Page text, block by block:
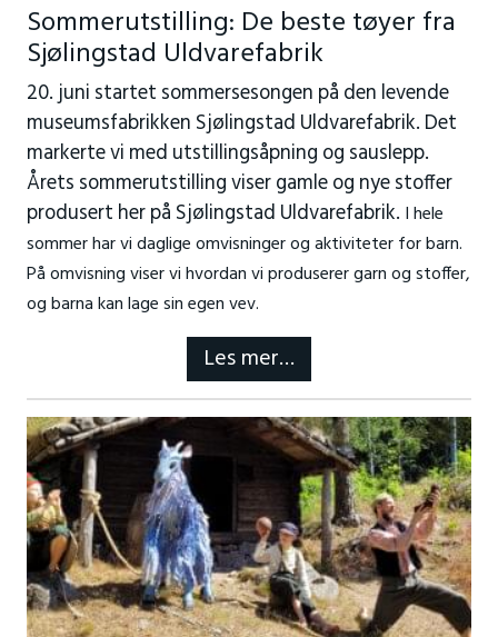
Sommerutstilling: De beste tøyer fra
Sjølingstad Uldvarefabrik
20. juni startet sommersesongen på den levende
museumsfabrikken Sjølingstad Uldvarefabrik. Det
markerte vi med utstillingsåpning og sauslepp.
Årets sommerutstilling viser gamle og nye stoffer
produsert her på Sjølingstad Uldvarefabrik. I hele
sommer har vi daglige omvisninger og aktiviteter for barn.
På omvisning viser vi hvordan vi produserer garn og stoffer,
og barna kan lage sin egen vev.
Les mer…